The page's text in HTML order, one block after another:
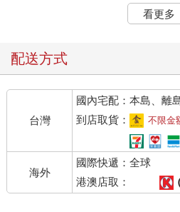
異常執著地問我是不是同性戀。我
一遍：「我不是，我只喜歡怡菲這個
我實在很難想像自己是同性戀。潘
所知不多，不過她似乎很符合一般
怡菲到亞利桑那州照顧祖母，很快
一定很享受一個人開著吉普車，在
星期五晚上，我問爸媽能不能去找
興，還是同意了。
看更多
配送方式
台灣
國內宅配：本島、離
到店取貨：
不限金
海外
國際快遞：全球
港澳店取：